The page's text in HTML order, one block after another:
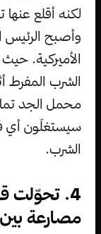
لكنه أقلع
وأصبح الرئيس
الأميركية. حيث
الشرب المفرط
محمل الجد
سيستغلّون أي
الشرب.
4. تحوّلت
مصارعة